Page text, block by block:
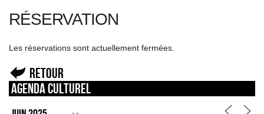
RÉSERVATION
Les réservations sont actuellement fermées.
Retour
Agenda culturel